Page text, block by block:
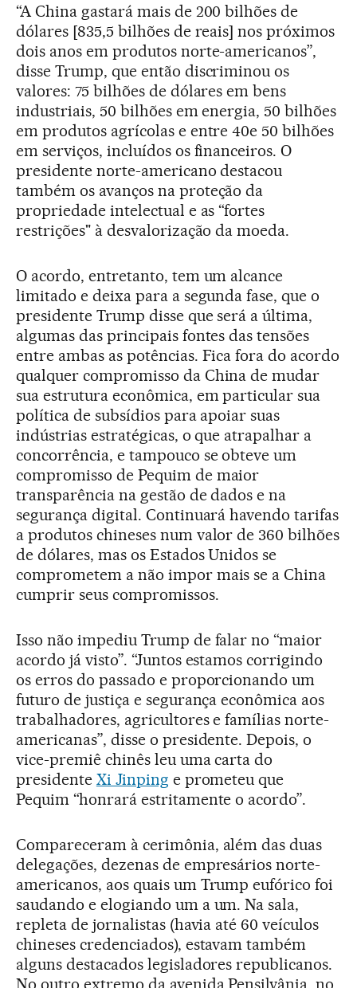
“A China gastará mais de 200 bilhões de
dólares [835,5 bilhões de reais] nos próximos
dois anos em produtos norte-americanos”,
disse Trump, que então discriminou os
valores: 75 bilhões de dólares em bens
industriais, 50 bilhões em energia, 50 bilhões
em produtos agrícolas e entre 40e 50 bilhões
em serviços, incluídos os financeiros. O
presidente norte-americano destacou
também os avanços na proteção da
propriedade intelectual e as “fortes
restrições" à desvalorização da moeda.
O acordo, entretanto, tem um alcance
limitado e deixa para a segunda fase, que o
presidente Trump disse que será a última,
algumas das principais fontes das tensões
entre ambas as potências. Fica fora do acordo
qualquer compromisso da China de mudar
sua estrutura econômica, em particular sua
política de subsídios para apoiar suas
indústrias estratégicas, o que atrapalhar a
concorrência, e tampouco se obteve um
compromisso de Pequim de maior
transparência na gestão de dados e na
segurança digital. Continuará havendo tarifas
a produtos chineses num valor de 360 bilhões
de dólares, mas os Estados Unidos se
comprometem a não impor mais se a China
cumprir seus compromissos.
Isso não impediu Trump de falar no “maior
acordo já visto”. “Juntos estamos corrigindo
os erros do passado e proporcionando um
futuro de justiça e segurança econômica aos
trabalhadores, agricultores e famílias norte-
americanas”, disse o presidente. Depois, o
vice-premiê chinês leu uma carta do
presidente Xi Jinping e prometeu que
Pequim “honrará estritamente o acordo”.
Compareceram à cerimônia, além das duas
delegações, dezenas de empresários norte-
americanos, aos quais um Trump eufórico foi
saudando e elogiando um a um. Na sala,
repleta de jornalistas (havia até 60 veículos
chineses credenciados), estavam também
alguns destacados legisladores republicanos.
No outro extremo da avenida Pensilvânia, no